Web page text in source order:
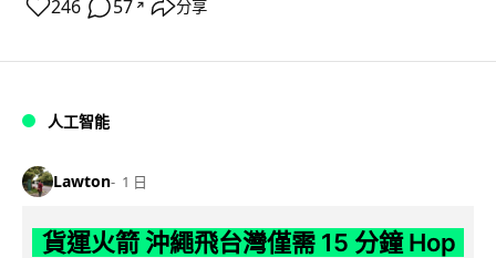
246 57 ↗ 分享
人工智能
Lawton 1 日
貨運火箭 沖繩飛台灣僅需 15 分鐘 Hop